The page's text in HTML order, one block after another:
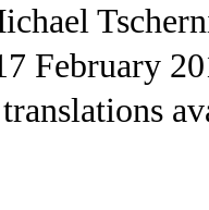
February